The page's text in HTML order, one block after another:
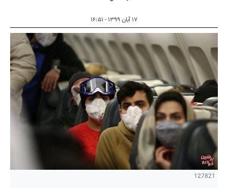
۱۷ آبان ۱۳۹۹ - ۱۶:۵۱
127821